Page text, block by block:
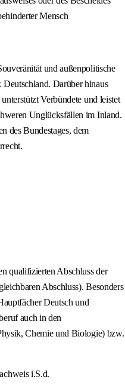
Mensch
und außenpolitische
Darüber hinaus
Verbündete und leistet
Unglücksfällen im Inland.
des Bundestages, dem
qualifizierten Abschluss der
Abschluss). Besonders
Deutsch und
auch in den
Chemie und Biologie) bzw.
i.S.d.